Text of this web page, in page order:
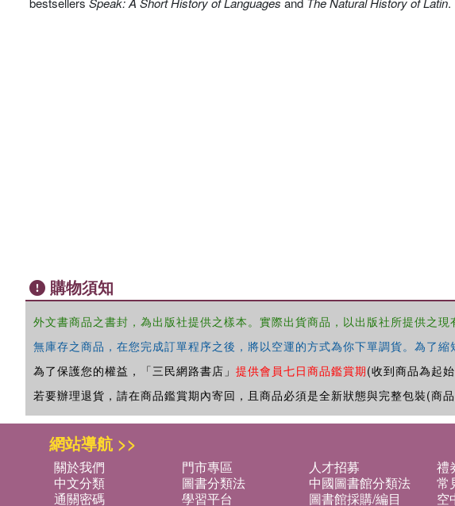
購物須知
外文書商品之書封，為出版社提供之樣本。實際出貨商品，以出版社所提供之
無庫存之商品，在您完成訂單程序之後，將以空運的方式為你下單調貨。為了
為了保護您的權益，「三民網路書店」 提供會員七日商品鑑賞期(收到商品為起始
若要辦理退貨，請在商品鑑賞期內寄回，且商品必須是全新狀態與完整包裝(商
網站導航 >>
關於我們 門市專區 人才招募 禮
中文分類
圖書分類法 中國圖書館分類法 常
通關密碼
學習平台 圖書館採購/編目 空